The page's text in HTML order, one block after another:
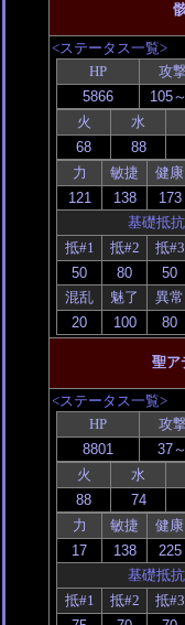
<ステータス一覧>
HP
攻
火 水
力 敏捷 健康
基礎抵
抵#1
抵#2 抵#3
混乱 魅了 異常
聖ア
<ステータス一覧>
HP
攻
火 水
力 敏捷 健康
基礎抵
抵#1
抵#2 抵#3